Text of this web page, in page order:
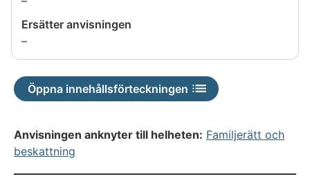
inte
Ersätter anvisningen
–Uppgiften
är
inte
tillgänglig
Öppna innehållsförteckningen
Anvisningen anknyter till helheten: Familjerätt och
beskattning